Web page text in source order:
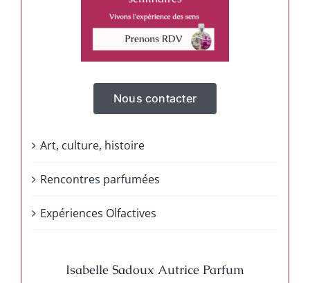
Nous contacter
Art, culture, histoire
Rencontres parfumées
Expériences Olfactives
Isabelle Sadoux Autrice Parfum